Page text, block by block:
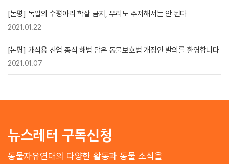
[논평] 독일의 수평아리 학살 금지, 우리도 주저해서는 안 된다
2021.01.22
[논평] 개식용 산업 종식 해법 담은 동물보호법 개정안 발의를 환영합니다
2021.01.07
뉴스레터 구독신청
동물자유연대의 다양한 활동과 동물 소식을